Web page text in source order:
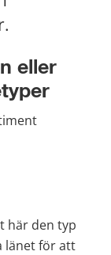
eller
här den typ
länet för att